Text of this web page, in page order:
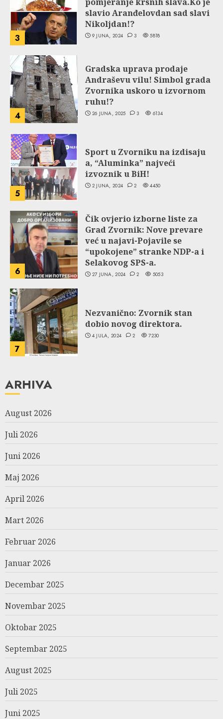
3
slavio Aranđelovdan sad slavi
Nikoljdan!?
9 JUNA, 2024 3 5818
4
Gradska uprava prodaje
Andraševu vilu! Simbol grada
Zvornika uskoro u izvornom
ruhu!?
26 JUNA, 2025 3 6134
5
Sport u Zvorniku na izdisaju
a, “Aluminka” najveći
izvoznik u BiH!
2 JUNA, 2024 2 4450
6
Čik ovjerio izborne liste za
Grad Zvornik: Nove prevare
već u najavi-Pojavile se
“upokojene” stranke NDP-a i
Selakovog SPS-a.
27 JUNA, 2024 2 5053
7
Nezvanično: Zvornik stan
dobio novog direktora.
4 JULA, 2024 2 7230
ARHIVA
August 2026
Juli 2026
Juni 2026
Maj 2026
April 2026
Mart 2026
Februar 2026
Januar 2026
Decembar 2025
Novembar 2025
Oktobar 2025
Septembar 2025
August 2025
Juli 2025
Juni 2025